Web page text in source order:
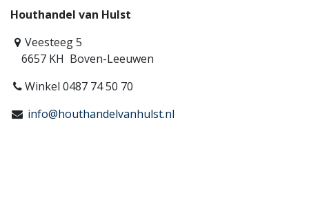
Houthandel van Hulst
Veesteeg 5
6657 KH Boven-Leeuwen
Winkel 0487 74 50 70
info@houthandelvanhulst.nl